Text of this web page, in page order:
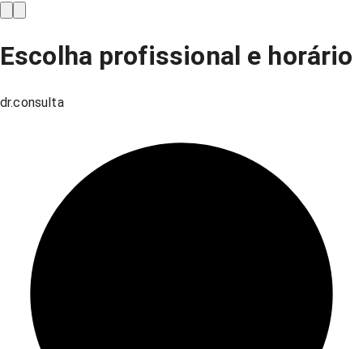
Escolha profissional e horário
dr.consulta